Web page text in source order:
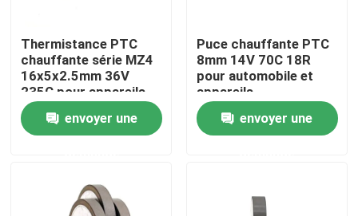
Nouvelles
Les affaires
Thermistance PTC
chauffante série MZ4
16x5x2.5mm 36V
235C pour appareils
automobiles
envoyer une
Puce chauffante PTC
8mm 14V 70C 18R
pour automobile et
appareils
électroménagers
envoyer une